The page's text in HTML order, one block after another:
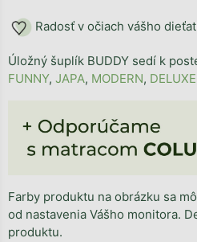
Radosť v očiach vášho
Úložný šuplík BUDDY sedí k
FUNNY, JAPA, MODERN, DELUXE
Farby produktu na obrázku sa
od nastavenia Vášho monitora.
produktu.